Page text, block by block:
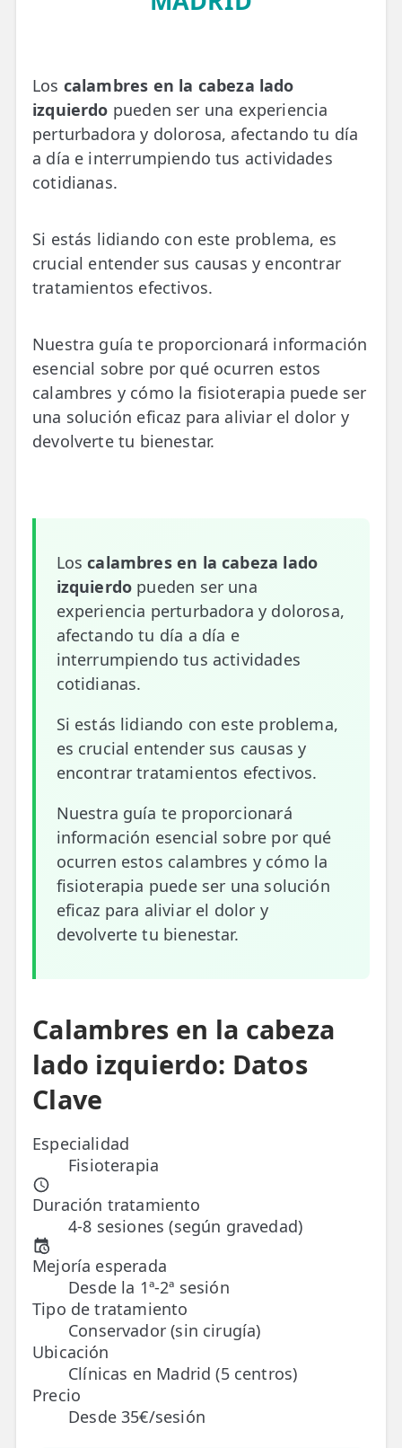
📅 Pedir Cita
📰 Blog
🏢 Empresas
🔍 Buscador Clínicas
📍 Barrio del Pilar
📍 Barrio Salamanca
📍 Carabanchel - Usera
📍 Bravo Murillo
🛍️ Tienda Productos Fisioterapia
🎁 Tarjetas Regalo
🛒 Carrito
❤️ Ofertas
CONTACTO
☎️ 91 005 23 63
ESPECIALIDADES
🩻 Fisioterapia Traumatológica
😧 Fisioterapia ATM
🦴 Osteopatía
🫶 Suelo Pélvico
💆 Masajes Madrid
🏅 Fisioterapia Deportiva
🧠 Fisioterapia Neurológica
🫁 Fisioterapia Respiratoria
👶 Fisioterapia Pediátrica
TRATAMIENTOS
✅ Punción Seca
✅ Ondas de Choque
✅ EPTE - EPI
ESTÉTICA
✨ Fisioestética
Los calambres en la cabeza lado
izquierdo pueden ser una experiencia
perturbadora y dolorosa, afectando tu día
a día e interrumpiendo tus actividades
cotidianas.
Si estás lidiando con este problema, es
crucial entender sus causas y encontrar
tratamientos efectivos.
Nuestra guía te proporcionará información
esencial sobre por qué ocurren estos
calambres y cómo la fisioterapia puede ser
una solución eficaz para aliviar el dolor y
devolverte tu bienestar.
Loscalambres en la cabeza lado
izquierdo pueden ser una
experiencia perturbadora y dolorosa,
afectando tu día a día e
interrumpiendo tus actividades
cotidianas.
Si estás lidiando con este problema,
es crucial entender sus causas y
encontrar tratamientos efectivos.
Nuestra guía te proporcionará
información esencial sobre por qué
ocurren estos calambres y cómo la
fisioterapia puede ser una solución
eficaz para aliviar el dolor y
devolverte tu bienestar.
Calambres en la cabeza
lado izquierdo: Datos
Clave
Especialidad
Fisioterapia
Duración tratamiento
4-8 sesiones (según gravedad)
Mejoría esperada
Desde la 1ª-2ª sesión
Tipo de tratamiento
Conservador (sin cirugía)
Ubicación
Clínicas en Madrid (5 centros)
Precio
Desde 35€/sesión